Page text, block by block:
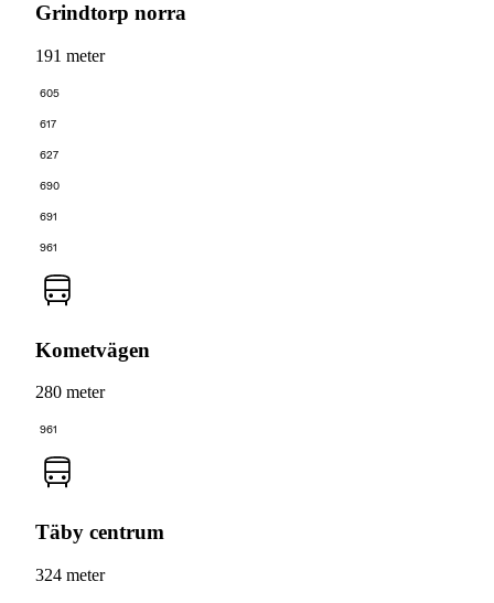
Grindtorp norra
191 meter
605
617
627
690
691
961
Kometvägen
280 meter
961
Täby centrum
324 meter